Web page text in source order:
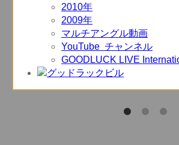
2010年
2009年
マルチアングル動画
YouTube チャンネル
GOODLUCK LIVE